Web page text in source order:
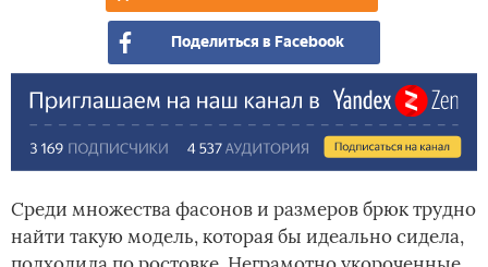
Поделиться в Facebook
Среди множества фасонов и размеров брюк трудно
найти такую модель, которая бы идеально сидела,